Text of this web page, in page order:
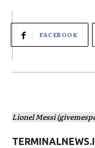
FACEBOOK
Lionel Messi